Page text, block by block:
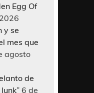
Egg Of
y se
mes que
agosto
de
6 de